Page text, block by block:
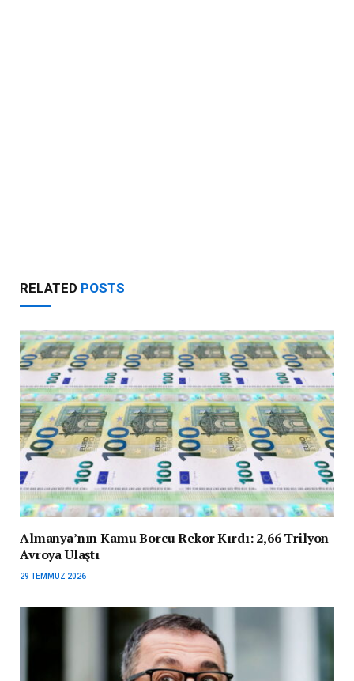
RELATED POSTS
Almanya’nın Kamu Borcu Rekor Kırdı: 2,66 Trilyon
Avroya Ulaştı
29 TEMMUZ 2026